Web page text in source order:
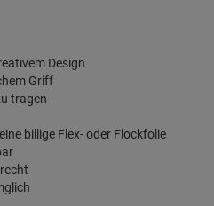
Design
Griff
tragen
billige Flex- oder Flockfolie